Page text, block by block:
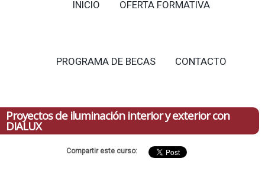
INICIO OFERTA FORMATIVA
PROGRAMA DE BECAS CONTACTO
Proyectos de iluminación interior y exterior con
DIALUX
Compartir este curso: